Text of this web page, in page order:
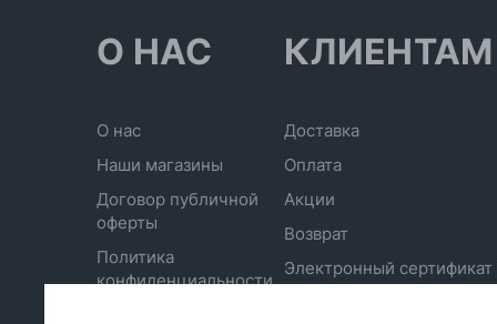
О НАС
О нас
Наши магазины
Договор публичной
оферты
Политика
конфиденциальности
КЛИЕНТАМ
Доставка
Оплата
Акции
Возврат
Электронный сертификат